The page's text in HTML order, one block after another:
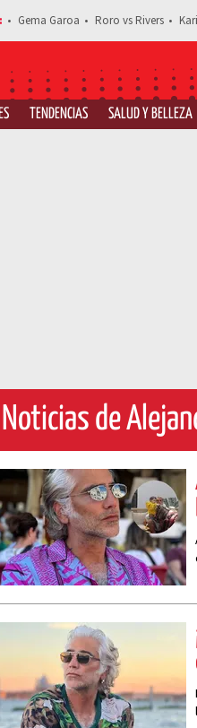
Gema Garoa Roro vs Rivers
TENDENCIAS SALUD Y BELLEZA
Noticias de